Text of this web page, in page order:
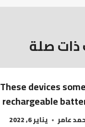
صلة
These devices
rechargeable
عامر يناير 6, 2022